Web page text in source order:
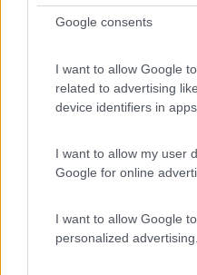
Google consents
I want to allow Google
related to advertising
device identifiers in apps.
I want to allow my user
Google for online
I want to allow Google
personalized advertising.
Ampio parcheggio su
Villanova (BR) - 6.3km